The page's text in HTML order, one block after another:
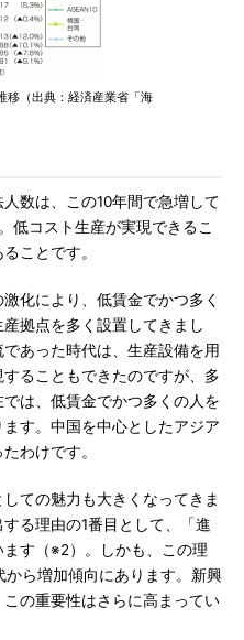
（出典：経済産業省「海
数は、この10年間で急増して
低コスト生産が実現できるこ
ことです。
化により、低賃金でかつ多く
拠点を多く設置してきまし
あった時代は、生産設備を用
ることもできたのですが、多
は、低賃金でかつ多くの人を
す。中国を中心としたアジア
わけです。
ての魅力も大きくなってきま
る理由の1番目として、「進
す（※2）。しかも、この理
ら増加傾向にあります。新興
の重要性はさらに高まってい